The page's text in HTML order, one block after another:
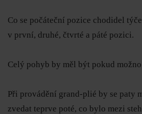
Co se počáteční pozice chodidel
v první, druhé, čtvrté a páté pozici.
Celý pohyb by měl být pokud
Při provádění grand-plié by se paty
zvedat teprve poté, co bylo mezi